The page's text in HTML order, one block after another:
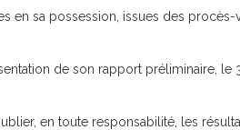
en sa possession, issues des procès-
de son rapport préliminaire, le
en toute responsabilité, les